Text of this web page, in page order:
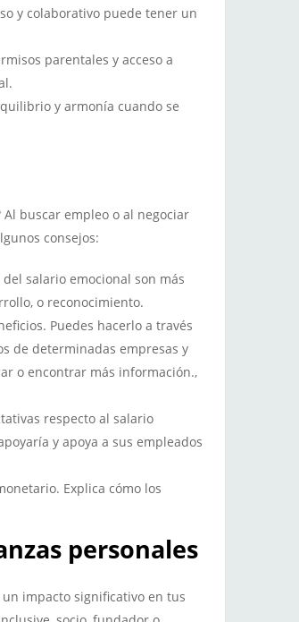
y colaborativo puede tener un
parentales y acceso a
y armonía cuando se
buscar empleo o al negociar
consejos:
salario emocional son más
o reconocimiento.
Puedes hacerlo a través
de determinadas empresas y
o encontrar más información.,
respecto al salario
y apoya a sus empleados
Explica cómo los
personales
impacto significativo en tus